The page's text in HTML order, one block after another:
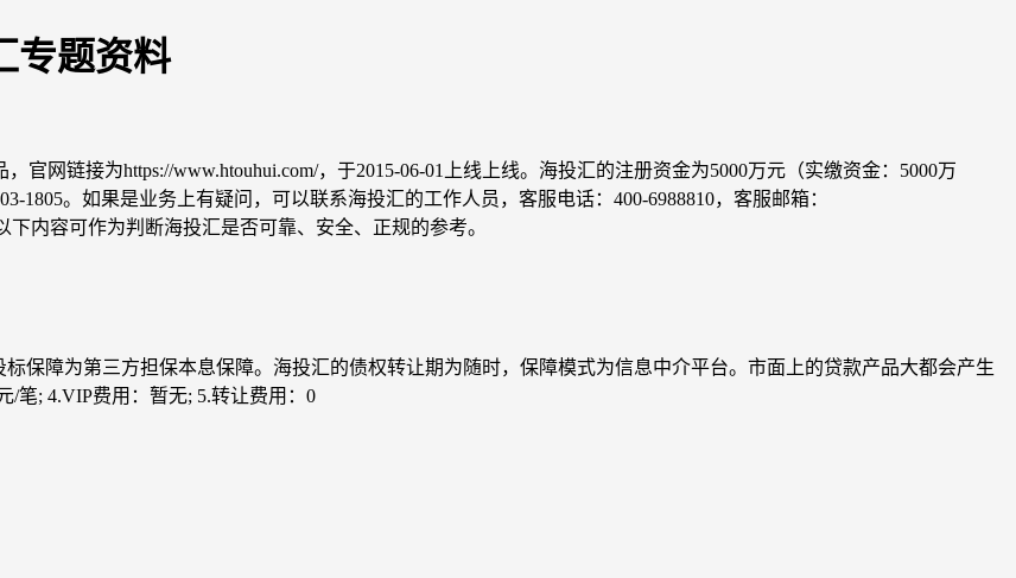
专题资料
网链接为https://www.htouhui.com/，于2015-06-01上线上线。海投汇的注册资金为5000万元（实缴资金：5000万
1805。如果是业务上有疑问，可以联系海投汇的工作人员，客服电话：400-6988810，客服邮箱：
下内容可作为判断海投汇是否可靠、安全、正规的参考。
保障为第三方担保本息保障。海投汇的债权转让期为随时，保障模式为信息中介平台。市面上的贷款产品大都会产生
/笔; 4.VIP费用：暂无; 5.转让费用：0